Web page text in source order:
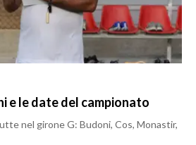
e le date del campionato
nel girone G: Budoni, Cos, Monastir,